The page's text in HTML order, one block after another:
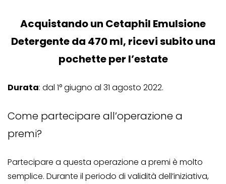
Acquistando un Cetaphil Emulsione
Detergente da 470 ml, ricevi subito una
pochette per l’estate
Durata: dal 1° giugno al 31 agosto 2022.
Come partecipare all’operazione a
premi?
Partecipare a questa operazione a premi è molto
semplice. Durante il periodo di validità dell’iniziativa,